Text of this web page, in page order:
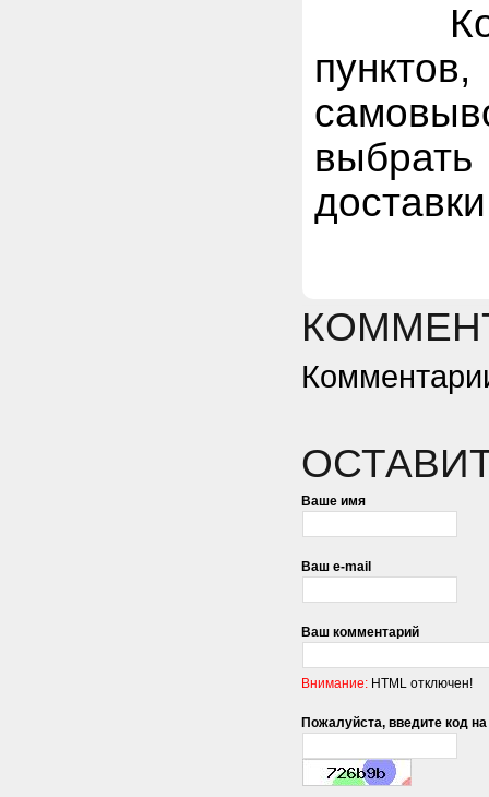
Ваше имя
Ваш e-mail
Ваш комментарий
Внимание: HTML отключен!
Пожалуйста, введите код